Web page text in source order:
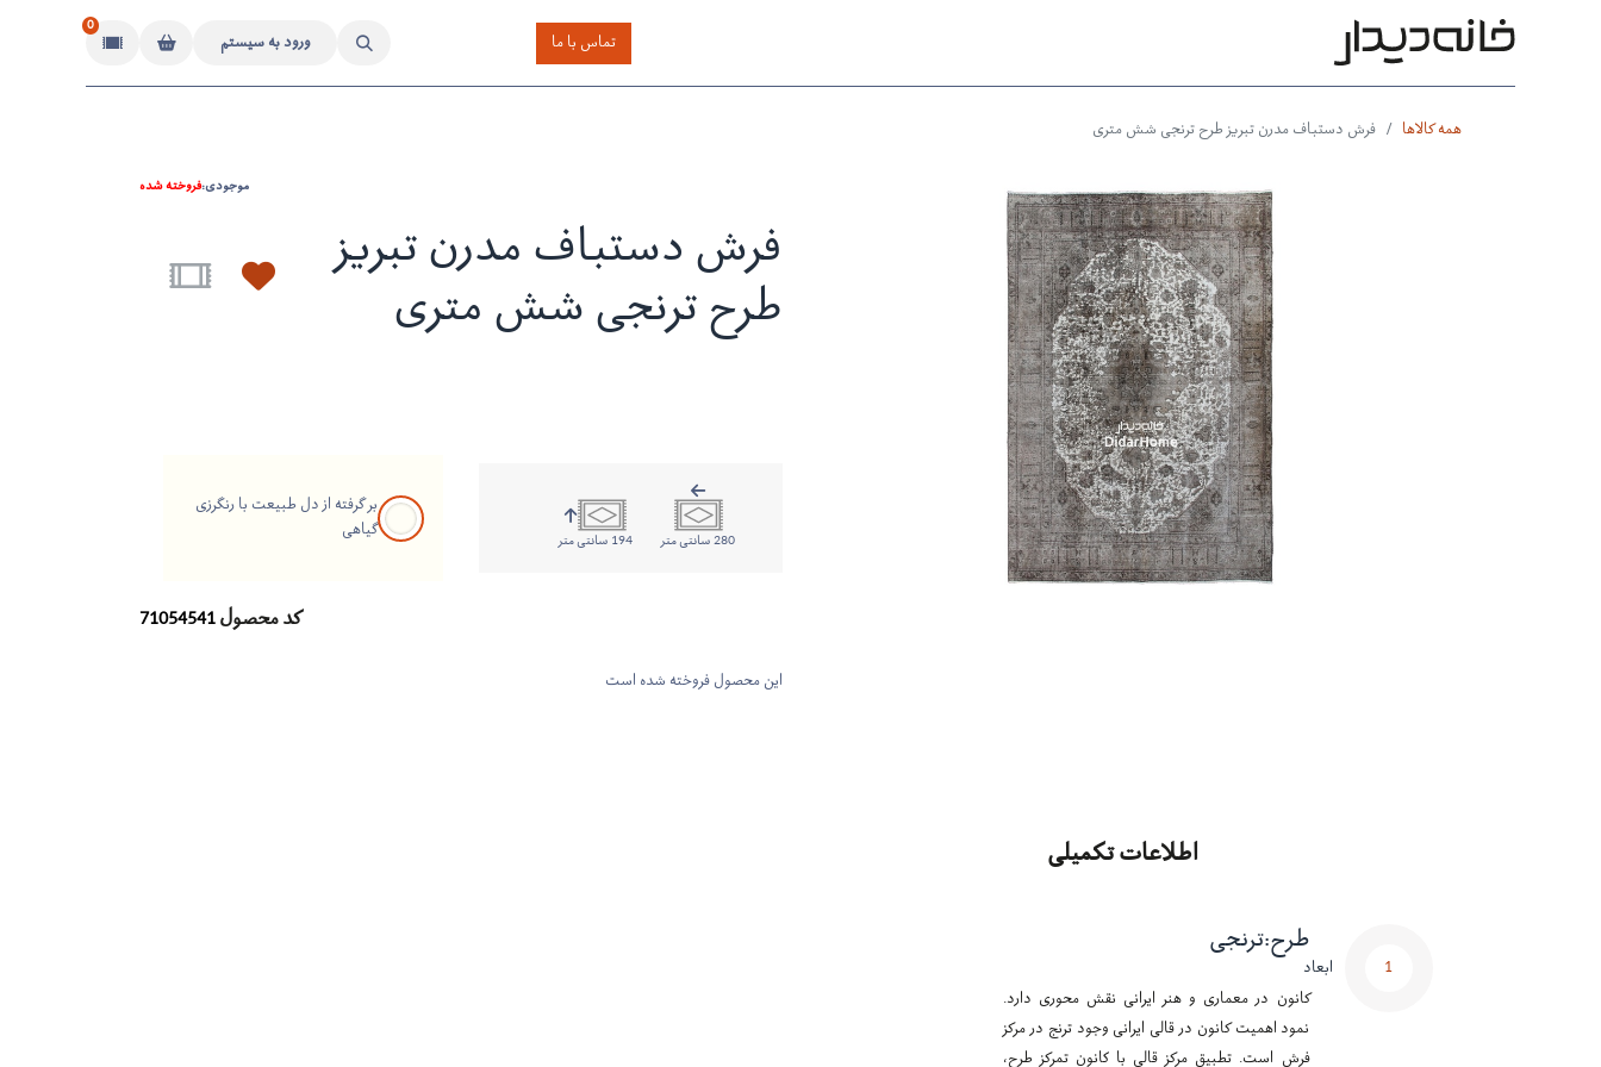
تماس با ما ورود به سیستم
0
همه کالاها فرش دستباف مدرن تبریز طرح ترنجی شش متری
موجودی:فروخته شده
فرش دستباف مدرن تبریز
طرح ترنجی شش متری
280 سانتی متر 194 سانتی متر
بر گرفته از دل طبیعت با رنگرزی
گیاهی
کد محصول71054541
این محصول فروخته شده است
اطلاعات تکمیلی
1 ابعاد
طرح:ترنجی
کانون در معماری و هنر ایرانی نقش محوری دارد.
نمود اهمیت کانون در قالی ایرانی وجود ترنج در مرکز
فرش است. تطبیق مرکز قالی با کانون تمرکز طرح،